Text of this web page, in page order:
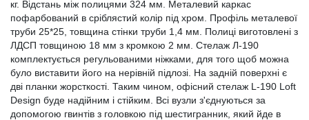
кг. Відстань між полицями 324 мм. Металевий каркас
пофарбований в сріблястий колір під хром. Профіль металевої
труби 25*25, товщина стінки труби 1,4 мм. Полиці виготовлені з
ЛДСП товщиною 18 мм з кромкою 2 мм. Стелаж Л-190
комплектується регульованими ніжками, для того щоб можна
було виставити його на нерівній підлозі. На задній поверхні є
дві планки жорсткості. Таким чином, офісний стелаж L-190 Loft
Design буде надійним і стійким. Всі вузли з'єднуються за
допомогою гвинтів з головкою під шестигранник, який йде в